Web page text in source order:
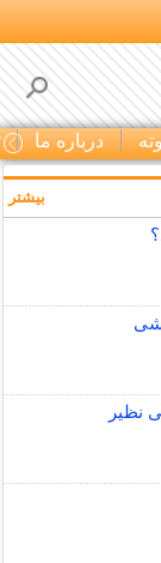
درباره ما
نظیر
بیشتر